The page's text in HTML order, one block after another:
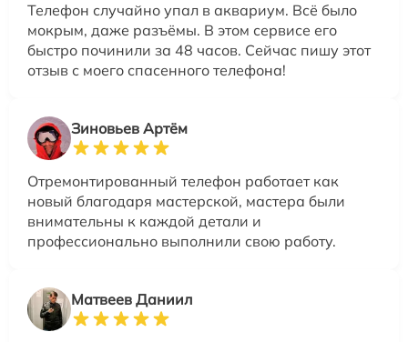
Телефон случайно упал в аквариум. Всё было
мокрым, даже разъёмы. В этом сервисе его
быстро починили за 48 часов. Сейчас пишу этот
отзыв с моего спасенного телефона!
Зиновьев Артём
Отремонтированный телефон работает как
новый благодаря мастерской, мастера были
внимательны к каждой детали и
профессионально выполнили свою работу.
Матвеев Даниил